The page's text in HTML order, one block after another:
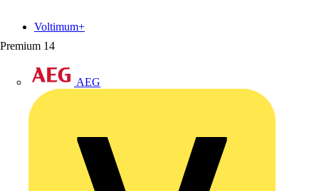
Premium 14
AEG
Voltimum+